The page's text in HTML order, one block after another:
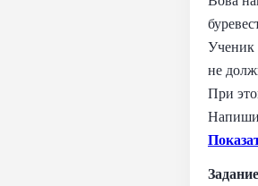
Ученик
не
При